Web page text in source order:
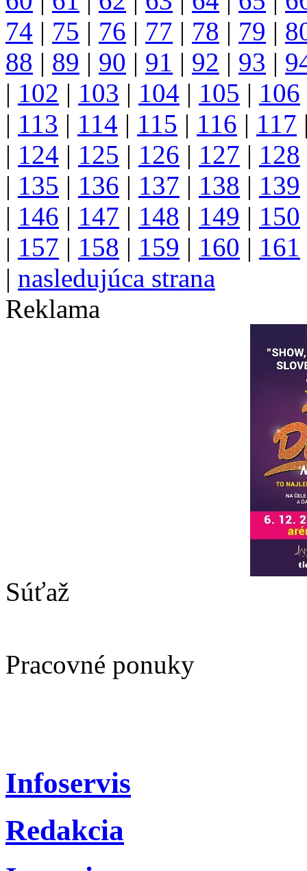
74 | 75 | 76 | 77 | 78 | 79 |
88 | 89 | 90 | 91 | 92 | 93 |
| 102 | 103 | 104 | 105 | 106
| 113 | 114 | 115 | 116 | 117
| 124 | 125 | 126 | 127 | 128
| 135 | 136 | 137 | 138 | 139
| 146 | 147 | 148 | 149 | 150
| 157 | 158 | 159 | 160 | 161
| nasledujúca strana
Reklama
Súťaž
Pracovné ponuky
Infoservis
Redakcia